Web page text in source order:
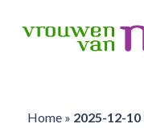
Home» 2025-12-